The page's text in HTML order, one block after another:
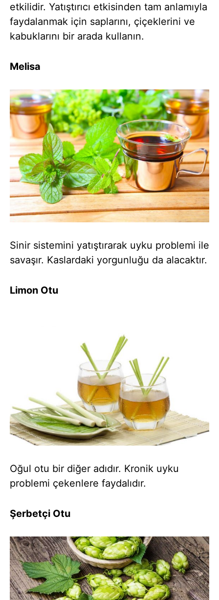
etkilidir. Yatıştırıcı etkisinden tam anlamıyla
faydalanmak için saplarını, çiçeklerini ve
kabuklarını bir arada kullanın.
Melisa
Sinir sistemini yatıştırarak uyku problemi ile
savaşır. Kaslardaki yorgunluğu da alacaktır.
Limon Otu
Oğul otu bir diğer adıdır. Kronik uyku
problemi çekenlere faydalıdır.
Şerbetçi Otu